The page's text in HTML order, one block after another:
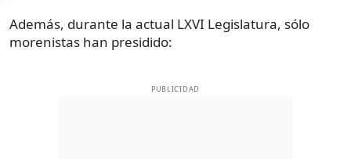
Además, durante la actual LXVI Legislatura, sólo
morenistas han presidido:
PUBLICIDAD